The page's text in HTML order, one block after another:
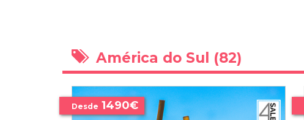
América do Sul (82)
Desde 1490€